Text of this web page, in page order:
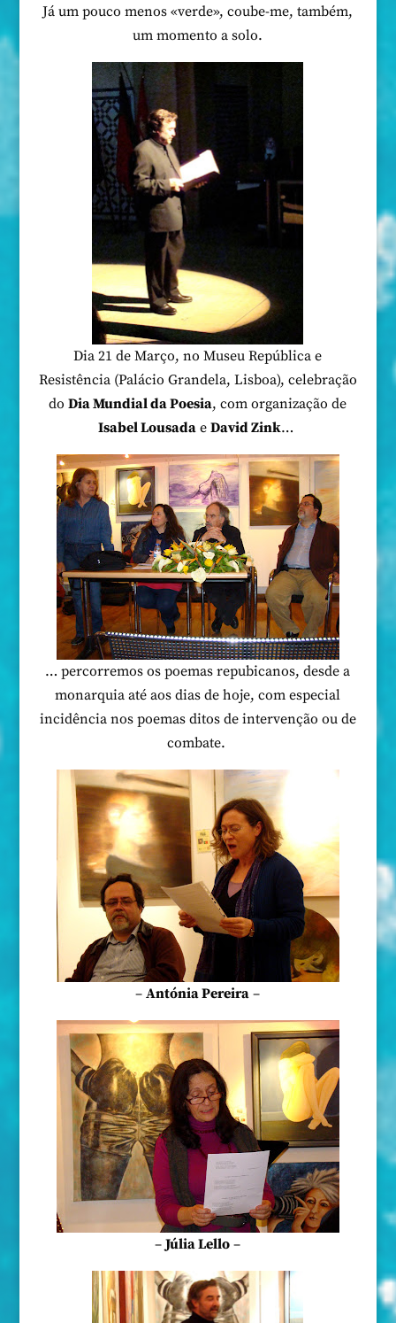
Já um pouco menos «verde», coube-me, também,
um momento a solo.
Dia 21 de Março, no Museu República e
Resistência (Palácio Grandela, Lisboa), celebração
doDia Mundial da Poesia, com organização de
Isabel Lousada eDavid Zink…
… percorremos os poemas repubicanos, desde a
monarquia até aos dias de hoje, com especial
incidência nos poemas ditos de intervenção ou de
combate.
–Antónia Pereira –
–Júlia Lello –